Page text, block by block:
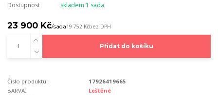
Dostupnost skladem 1 sada
23 900 Kč/sada19 752 Kčbez DPH
Přidat do košíku
Číslo produktu:
17926419665
BARVA:
Leštěné